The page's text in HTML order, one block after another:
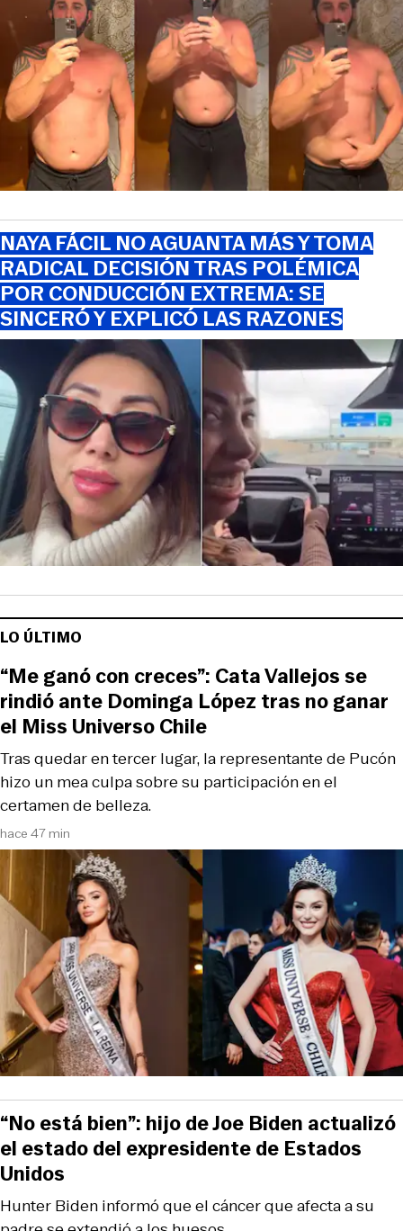
NAYA FÁCIL NO AGUANTA MÁS Y TOMA
RADICAL DECISIÓN TRAS POLÉMICA
POR CONDUCCIÓN EXTREMA: SE
SINCERÓ Y EXPLICÓ LAS RAZONES
LO ÚLTIMO
hace 47 min
Tras quedar en tercer lugar, la representante de Pucón
hizo un mea culpa sobre su participación en el
certamen de belleza.
“Me ganó con creces”: Cata Vallejos se
rindió ante Dominga López tras no ganar
el Miss Universo Chile
Hunter Biden informó que el cáncer que afecta a su
“No está bien”: hijo de Joe Biden actualizó
el estado del expresidente de Estados
Unidos